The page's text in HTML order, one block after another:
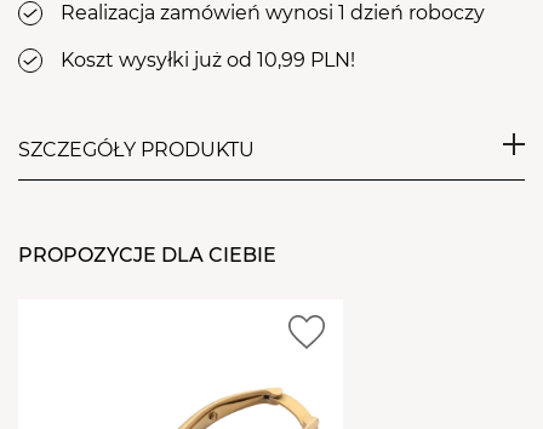
Realizacja zamówień wynosi 1 dzień roboczy
Koszt wysyłki już od 10,99 PLN!
SZCZEGÓŁY PRODUKTU
butelkowa zieleń idealna zarówno do
czernią, bielą, złotem jak i beżem.
bezproblemowa aplikacja, bez zalewania skórek
PROPOZYCJE DLA CIEBIE